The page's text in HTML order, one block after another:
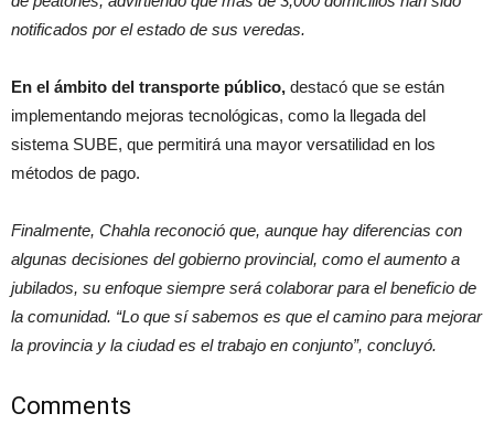
notificados por el estado de sus veredas.
En el ámbito del transporte público, destacó que se están
implementando mejoras tecnológicas, como la llegada del
sistema SUBE, que permitirá una mayor versatilidad en los
métodos de pago.
Finalmente, Chahla reconoció que, aunque hay diferencias con
algunas decisiones del gobierno provincial, como el aumento a
jubilados, su enfoque siempre será colaborar para el beneficio de
la comunidad. “Lo que sí sabemos es que el camino para mejorar
la provincia y la ciudad es el trabajo en conjunto”, concluyó.
Comments